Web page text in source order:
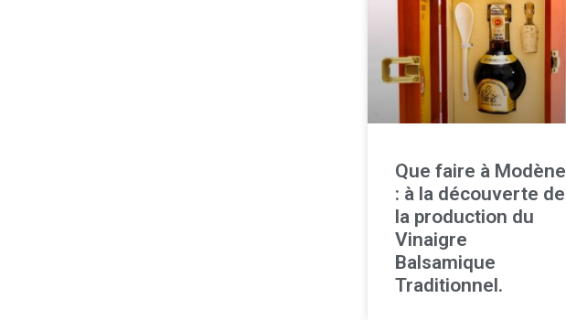
Que faire à Modène
: à la découverte de
la production du
Vinaigre
Balsamique
Traditionnel.